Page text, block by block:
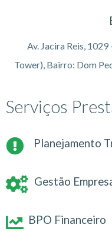
Av. Jacira Reis,
Tower), Bairro: Dom
Serviços
Planejamento
Gestão
BPO Financeiro